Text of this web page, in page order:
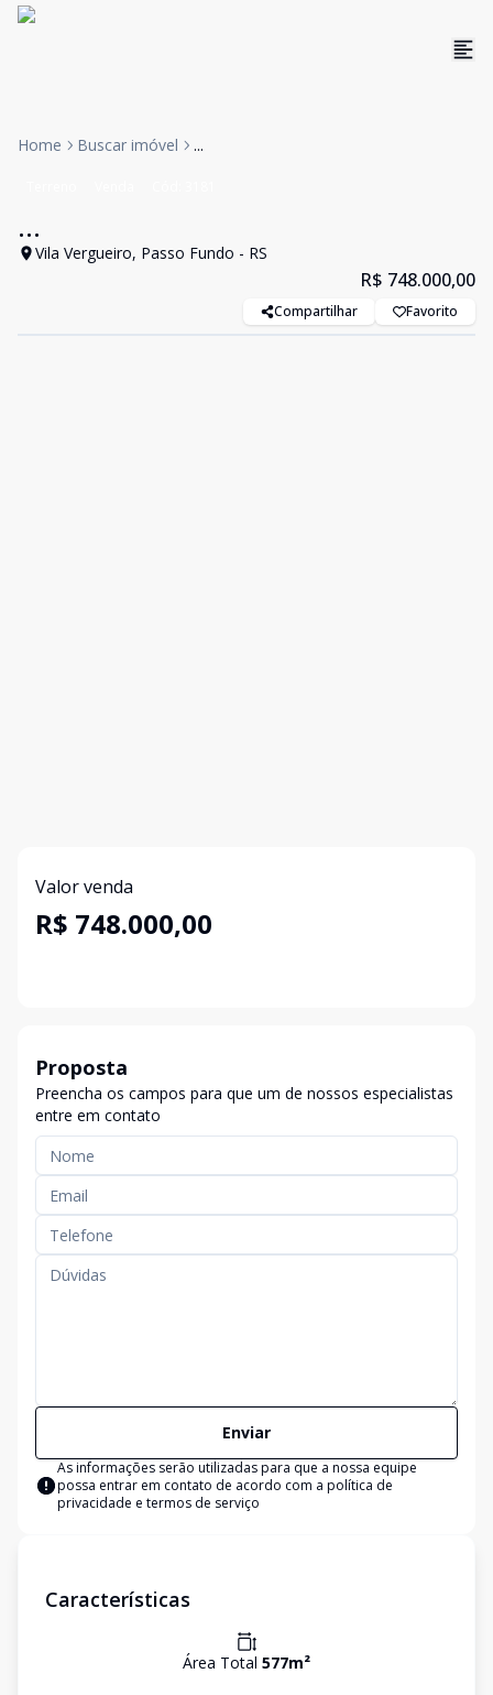
Home Buscar imóvel ...
...
Vila Vergueiro, Passo Fundo - RS
R$ 748.000,00
Compartilhar Favorito
Valor venda
R$ 748.000,00
Proposta
Preencha os campos para que um de nossos especialistas
entre em contato
Enviar
As informações serão utilizadas para que a nossa equipe
possa entrar em contato de acordo com a política de
privacidade e termos de serviço
Características
Área Total 577m²